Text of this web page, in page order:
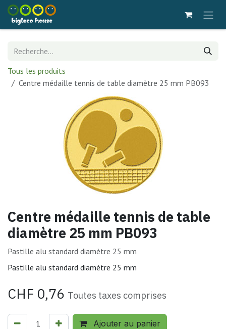
Se rendre au contenu
Tous les produits
Centre médaille tennis de table diamètre 25 mm PB093
Centre médaille tennis de table
diamètre 25 mm PB093
Pastille alu standard diamètre 25 mm
Pastille alu standard diamètre 25 mm
CHF 0,76 Toutes taxes comprises
Ajouter au panier